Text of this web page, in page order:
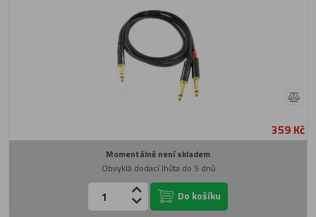
359 Kč
Momentálně není skladem
Obvyklá dodací lhůta do 5 dnů
Do košíku